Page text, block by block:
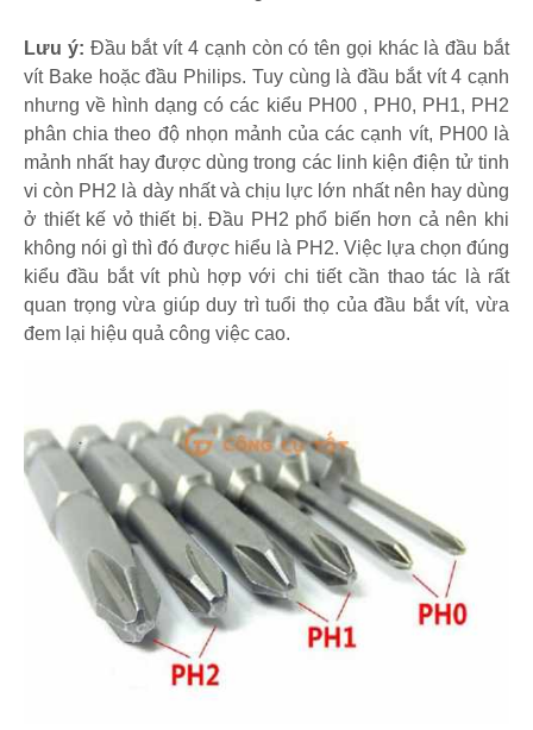
Lưu ý: Đầu bắt vít 4 cạnh còn có tên gọi khác là đầu bắt
vít Bake hoặc đầu Philips. Tuy cùng là đầu bắt vít 4 cạnh
nhưng về hình dạng có các kiểu PH00 , PH0, PH1, PH2
phân chia theo độ nhọn mảnh của các cạnh vít, PH00 là
mảnh nhất hay được dùng trong các linh kiện điện tử tinh
vi còn PH2 là dày nhất và chịu lực lớn nhất nên hay dùng
ở thiết kế vỏ thiết bị. Đầu PH2 phổ biến hơn cả nên khi
không nói gì thì đó được hiểu là PH2. Việc lựa chọn đúng
kiểu đầu bắt vít phù hợp với chi tiết cần thao tác là rất
quan trọng vừa giúp duy trì tuổi thọ của đầu bắt vít, vừa
đem lại hiệu quả công việc cao.